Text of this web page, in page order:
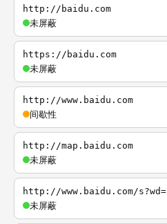
http://baidu.com
未屏蔽
https://baidu.com
未屏蔽
http://www.baidu.com
间歇性
http://map.baidu.com
未屏蔽
http://www.baidu.com/s?wd=
未屏蔽